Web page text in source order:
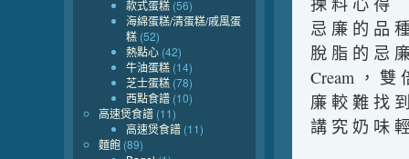
忌 廉 的 品
脫 脂 的 忌
Cream ， 雙
廉 較 難 找
講 究 奶 味
款式蛋糕 (56)
海綿蛋糕/清蛋糕/戚風蛋
糕 (52)
熱點心 (42)
牛油蛋糕 (14)
芝士蛋糕 (78)
西點食譜 (10)
高速煲食譜 (11)
高速煲食譜 (11)
麵飽 (89)